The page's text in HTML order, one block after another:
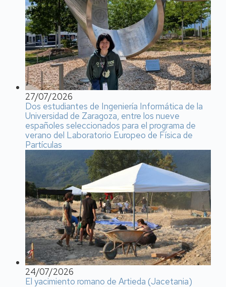
27/07/2026
Dos estudiantes de Ingeniería Informática de la
Universidad de Zaragoza, entre los nueve
españoles seleccionados para el programa de
verano del Laboratorio Europeo de Física de
Partículas
24/07/2026
El yacimiento romano de Artieda (Jacetania)